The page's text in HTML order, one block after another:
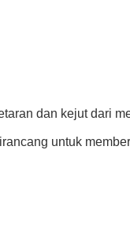
dan kejut dari
untuk